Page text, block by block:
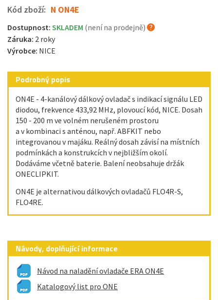
Kód zboží: N ON4E
Dostupnost: SKLADEM (není na prodejně)
Záruka: 2 roky
Výrobce: NICE
Podrobný popis
ON4E - 4-kanálový dálkový ovladač s indikací signálu LED
diodou, frekvence 433,92 MHz, plovoucí kód, NICE. Dosah
150 - 200 m ve volném nerušeném prostoru
a v kombinaci s anténou, např. ABFKIT nebo
integrovanou v majáku. Reálný dosah závisí na místních
podmínkách a konstrukcích v nejbližším okolí.
Dodáváme včetně baterie. Balení neobsahuje držák
ONECLIPKIT.
ON4E je alternativou dálkových ovladačů FLO4R-S,
FLO4RE.
Návody, doplňující informace
Návod na naladění ovladače ERA ON4E
Katalogový list pro ONE